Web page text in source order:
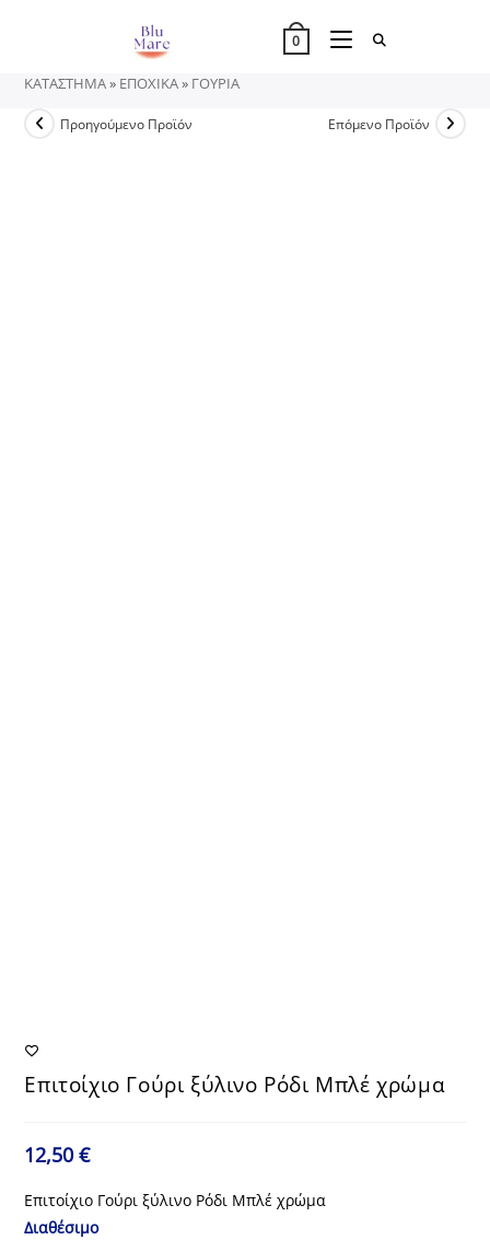
0
ΚΑΤΑΣΤΗΜΑ» ΕΠΟΧΙΚΑ» ΓΟΥΡΙΑ
Προηγούμενο Προϊόν Επόμενο Προϊόν
Επιτοίχιο Γούρι ξύλινο Ρόδι Μπλέ χρώμα
12,50€
Επιτοίχιο Γούρι ξύλινο Ρόδι Μπλέ χρώμα
Διαθέσιμο